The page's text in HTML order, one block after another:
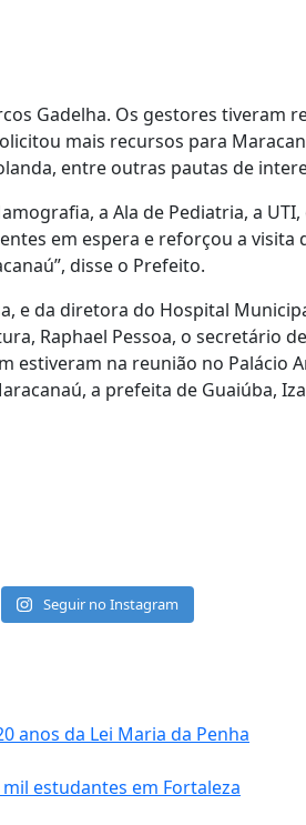
Gadelha. Os gestores tiveram
mais recursos para
entre outras pautas de
a Ala de Pediatria, a
em espera e reforçou a visita
disse o Prefeito.
da diretora do Hospital
Raphael Pessoa, o secretário
na reunião no Palácio
a prefeita de Guaiúba,
Seguir no Instagram
anos da Lei Maria da Penha
estudantes em Fortaleza